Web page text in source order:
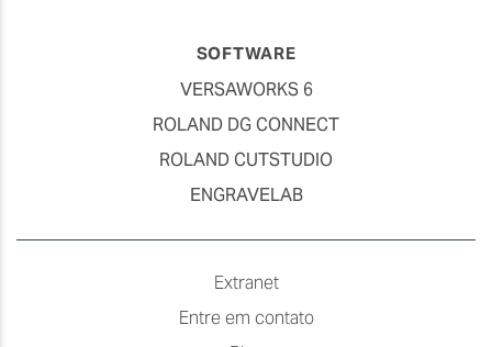
SOFTWARE
VERSAWORKS 6
ROLAND DG CONNECT
ROLAND CUTSTUDIO
ENGRAVELAB
Extranet
Entre em contato